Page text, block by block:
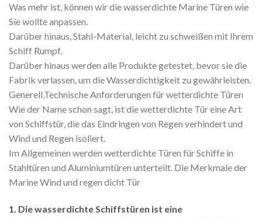
Was mehr ist, können wir die wasserdichte Marine Türen wie
Sie wollte anpassen.
Darüber hinaus, Stahl-Material, leicht zu schweißen mit Ihrem
Schiff Rumpf.
Darüber hinaus werden alle Produkte getestet, bevor sie die
Fabrik verlassen, um die Wasserdichtigkeit zu gewährleisten.
Generell,Technische Anforderungen für wetterdichte Türen
Wie der Name schon sagt, ist die wetterdichte Tür eine Art
von Schiffstür, die das Eindringen von Regen verhindert und
Wind und Regen isoliert.
Im Allgemeinen werden wetterdichte Türen für Schiffe in
Stahltüren und Aluminiumtüren unterteilt. Die Merkmale der
Marine Wind und regen dicht Tür
1. Die wasserdichte Schiffstüren ist eine